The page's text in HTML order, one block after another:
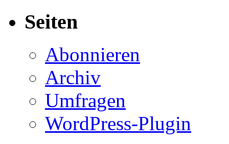
Seiten
Abonnieren
Archiv
Umfragen
WordPress-Plugin